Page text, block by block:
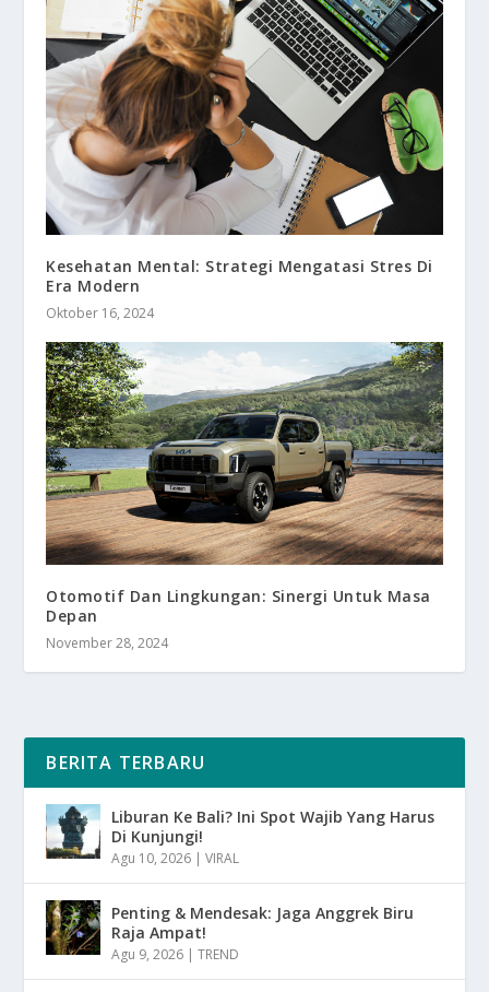
Kesehatan Mental: Strategi Mengatasi Stres Di
Era Modern
Oktober 16, 2024
Otomotif Dan Lingkungan: Sinergi Untuk Masa
Depan
November 28, 2024
BERITA TERBARU
Liburan Ke Bali? Ini Spot Wajib Yang Harus
Di Kunjungi!
Agu 10, 2026 |VIRAL
Penting & Mendesak: Jaga Anggrek Biru
Raja Ampat!
Agu 9, 2026 |TREND